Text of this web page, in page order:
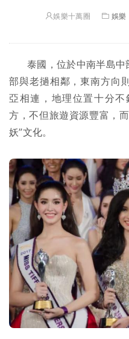
娛樂十萬圈 娛樂
泰國，位於中南半島
部與老撾相鄰，東南方向
亞相連，地理位置十分
方，不但旅遊資源豐富，
妖”文化。